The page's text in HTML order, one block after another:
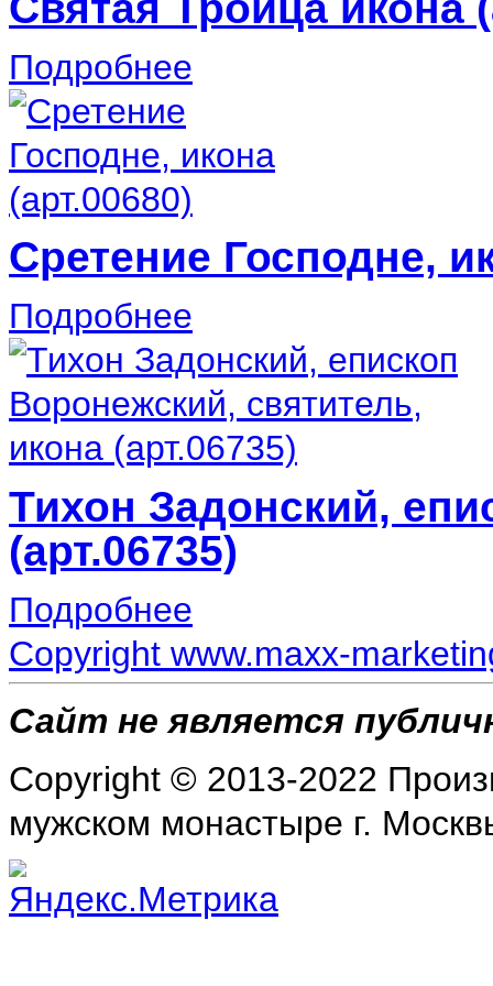
Подробнее
Сретение Господне,
Подробнее
Тихон Задонский,
(арт.06735)
Подробнее
Copyright www.maxx-
Сайт не является
Copyright © 2013-2022
мужском монастыре г.